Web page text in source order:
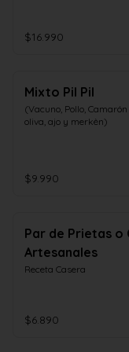
$16.990
Mixto Pil Pil
(Vacuno, Pollo,
oliva, ajo y merkèn)
$9.990
Par de Prietas o
Artesanales
Receta Casera
$6.890